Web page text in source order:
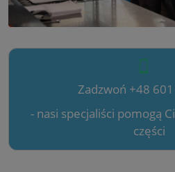
Zadzwoń +48
- nasi specjaliści pomogą
części